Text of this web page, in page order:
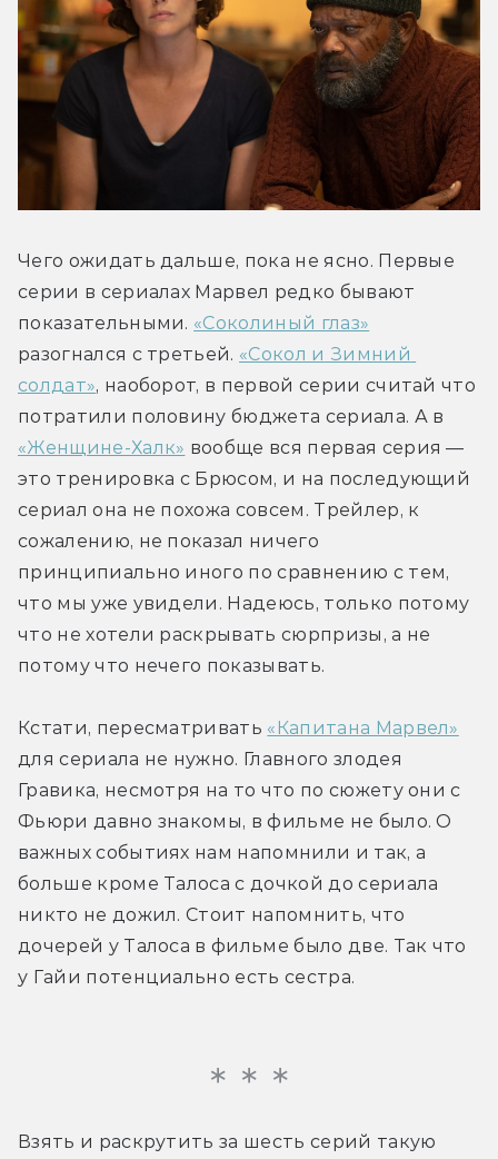
Чего ожидать дальше, пока не ясно. Первые
серии в сериалах Марвел редко бывают
показательными. «Соколиный глаз»
разогнался с третьей. «Сокол и Зимний
солдат», наоборот, в первой серии считай что
«Женщине-Халк» вообще вся первая серия —
это тренировка с Брюсом, и на последующий
сериал она не похожа совсем. Трейлер, к
сожалению, не показал ничего
принципиально иного по сравнению с тем,
что мы уже увидели. Надеюсь, только потому
что не хотели раскрывать сюрпризы, а не
потому что нечего показывать.
Кстати, пересматривать «Капитана Марвел»
для сериала не нужно. Главного злодея
Гравика, несмотря на то что по сюжету они с
Фьюри давно знакомы, в фильме не было. О
важных событиях нам напомнили и так, а
больше кроме Талоса с дочкой до сериала
никто не дожил. Стоит напомнить, что
дочерей у Талоса в фильме было две. Так что
у Гайи потенциально есть сестра.
Взять и раскрутить за шесть серий такую